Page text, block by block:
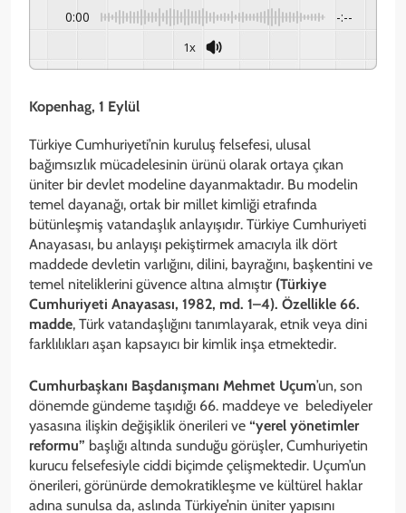
0:00 -:--
1x
Kopenhag, 1 Eylül
Türkiye Cumhuriyeti’nin kuruluş felsefesi, ulusal
bağımsızlık mücadelesinin ürünü olarak ortaya çıkan
üniter bir devlet modeline dayanmaktadır. Bu modelin
temel dayanağı, ortak bir millet kimliği etrafında
bütünleşmiş vatandaşlık anlayışıdır. Türkiye Cumhuriyeti
Anayasası, bu anlayışı pekiştirmek amacıyla ilk dört
maddede devletin varlığını, dilini, bayrağını, başkentini ve
temel niteliklerini güvence altına almıştır (Türkiye
Cumhuriyeti Anayasası, 1982, md. 1–4). Özellikle 66.
madde, Türk vatandaşlığını tanımlayarak, etnik veya dini
farklılıkları aşan kapsayıcı bir kimlik inşa etmektedir.
Cumhurbaşkanı Başdanışmanı Mehmet Uçum’un, son
dönemde gündeme taşıdığı 66. maddeye ve belediyeler
yasasına ilişkin değişiklik önerileri ve “yerel yönetimler
reformu” başlığı altında sunduğu görüşler, Cumhuriyetin
kurucu felsefesiyle ciddi biçimde çelişmektedir. Uçum’un
önerileri, görünürde demokratikleşme ve kültürel haklar
adına sunulsa da, aslında Türkiye’nin üniter yapısını